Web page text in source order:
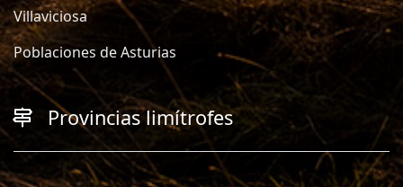
Villaviciosa
Poblaciones de Asturias
Provincias limítrofes